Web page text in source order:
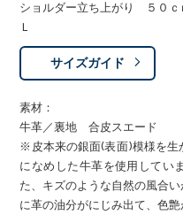
ショルダー立ち上がり ５０
Ｌ
サイズガイド
素材：
牛革／裏地 合皮スエード
※皮本来の銀面(表面)模様を生
になめした牛革を使用してい
た、キズのような自然の風合
に革の油分がにじみ出て、色